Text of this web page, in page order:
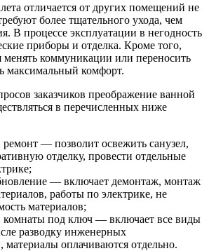
отличается от других помещений не
более тщательного ухода, чем
В процессе эксплуатации в негодность
приборы и отделка. Кроме того,
менять коммуникации или переносить
максимальный комфорт.
заказчиков преображение ванной
в перечисленных ниже
ремонт — позволит освежить санузел,
отделку, провести отдельные
— включает демонтаж, монтаж
работы по электрике, не
материалов;
комнаты под ключ — включает все виды
разводку инженерных
оплачиваются отдельно.